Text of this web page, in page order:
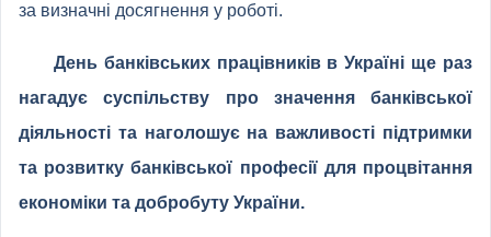
за визначні досягнення у роботі.
День банківських працівників в Україні ще раз
нагадує суспільству про значення банківської
діяльності та наголошує на важливості підтримки
та розвитку банківської професії для процвітання
економіки та добробуту України.